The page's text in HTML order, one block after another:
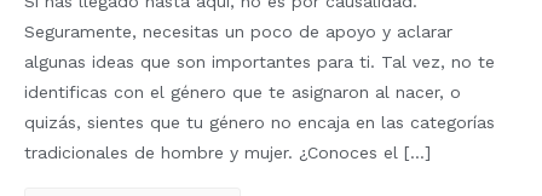
Seguramente, necesitas un poco de apoyo y aclarar
algunas ideas que son importantes para ti. Tal vez, no te
identificas con el género que te asignaron al nacer, o
quizás, sientes que tu género no encaja en las categorías
tradicionales de hombre y mujer. ¿Conoces el […]